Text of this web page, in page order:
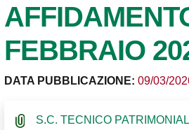
FEBBRAIO
DATA PUBBLICAZIONE: 09/03/
S.C. TECNICO